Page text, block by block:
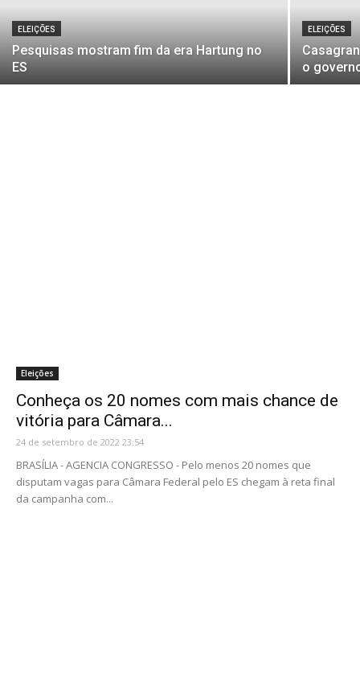
ELEIÇÕES
Pesquisas mostram fim da era Hartung no
ES
ELEIÇÕES
o
Eleições
Conheça os 20 nomes com mais chance de
vitória para Câmara...
24 de setembro de 2022 23:54
BRASÍLIA - AGENCIA CONGRESSO - Pelo menos 20 nomes que
disputam vagas para Câmara Federal pelo ES chegam à reta final
da campanha com...